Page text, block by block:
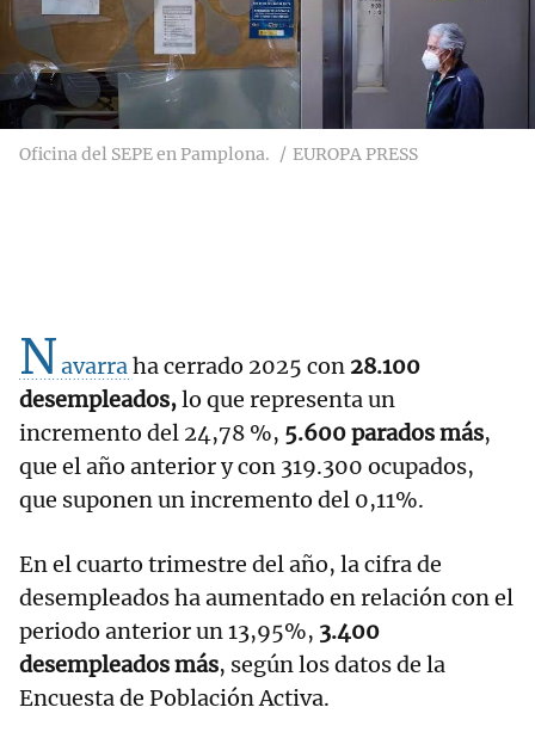
Oficina del SEPE en Pamplona. EUROPA PRESS
Navarraha cerrado 2025 con 28.100
desempleados,lo que representa un
incremento del 24,78 %, 5.600 parados más,
que el año anterior y con 319.300 ocupados,
que suponen un incremento del 0,11%.
En el cuarto trimestre del año, la cifra de
desempleados ha aumentado en relación con el
periodo anterior un 13,95%, 3.400
desempleados más, según los datos de la
Encuesta de Población Activa.